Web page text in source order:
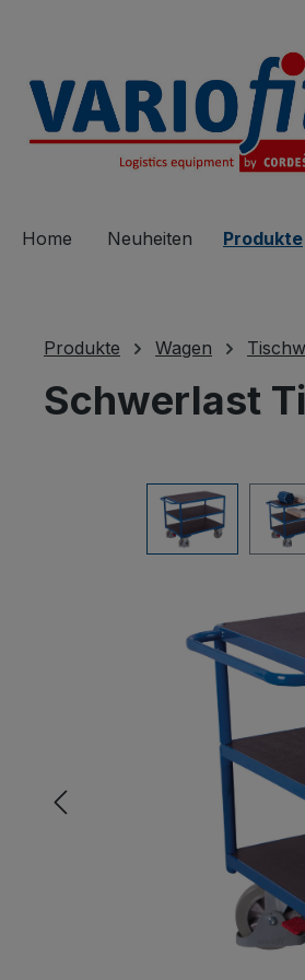
Home Neuheiten Produkte
Produkte Wagen
Schwerlast
Bildergalerie überspringen